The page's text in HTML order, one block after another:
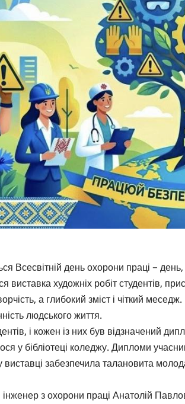
Всесвітній день охорони праці −
виставка художніх робіт студентів,
а глибокий зміст і чіткий
людського життя.
і кожен із них був відзначений
у бібліотеці коледжу. Дипломи
виставці забезпечила талановита
з охорони праці Анатолій